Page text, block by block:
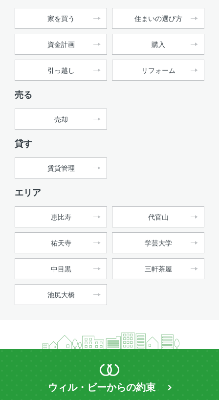
家を買う 住まいの選び方
資金計画 購入
引っ越し リフォーム
売る
売却
貸す
賃貸管理
エリア
恵比寿 代官山
祐天寺 学芸大学
中目黒 三軒茶屋
池尻大橋
ウィル・ビーからの約束